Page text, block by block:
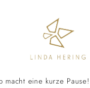
macht eine kurze